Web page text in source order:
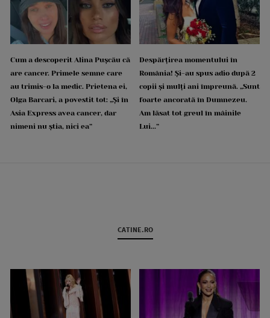
Cum a descoperit Alina Pușcău că
are cancer. Primele semne care
au trimis-o la medic. Prietena ei,
Olga Barcari, a povestit tot: „Și în
Asia Express avea cancer, dar
nimeni nu știa, nici ea”
Despărțirea momentului în
România! Și-au spus adio după 2
copii și mulți ani împreună. „Sunt
foarte ancorată în Dumnezeu.
Am lăsat tot greul în mâinile
Lui...”
CATINE.RO